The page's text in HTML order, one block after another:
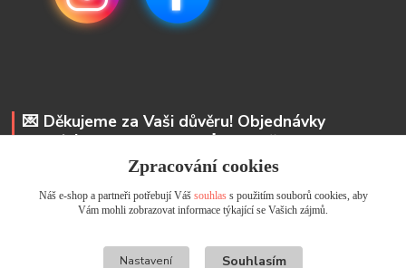
💌 Děkujeme za Vaši důvěru! Objednávky
odesíláme do 48 hodin. 📩 Na vaše e-maily
odpovíme do 24 hodin.
Andrea Kyselová DiS.
+ 420 737 352 681
Zpracování cookies
Náš e-shop a partneři potřebují Váš souhlass použitím souborů cookies, aby
Vám mohli zobrazovat informace týkající se Vašich zájmů.
Nastavení Souhlasím